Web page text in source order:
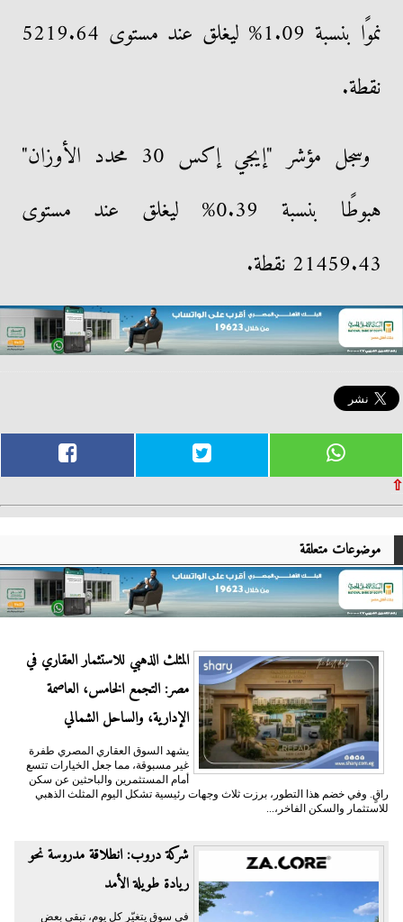
نموًا بنسبة 1.09% ليغلق عند مستوى 5219.64
نقطة.
وسجل مؤشر "إيجي إكس 30 محدد الأوزان"
هبوطًا بنسبة 0.39% ليغلق عند مستوى
21459.43 نقطة.
⇧
موضوعات متعلقة
المثلث الذهبي للاستثمار العقاري في
مصر: التجمع الخامس، العاصمة
الإدارية، والساحل الشمالي
يشهد السوق العقاري المصري طفرة
غير مسبوقة، مما جعل الخيارات تتسع
أمام المستثمرين والباحثين عن سكن
راقٍ. وفي خضم هذا التطور، برزت ثلاث وجهات رئيسية تشكل اليوم المثلث الذهبي
للاستثمار والسكن الفاخر،...
شركة دروب: انطلاقة مدروسة نحو
ريادة طويلة الأمد
في سوقٍ يتغيّر كل يوم، تبقى بعض